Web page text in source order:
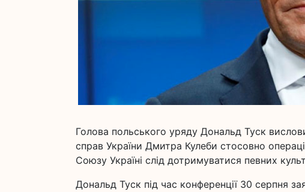
Голова польського уряду Дональд Туск
справ України Дмитра Кулеби стосовно
Союзу Україні слід дотримуватися певних
Дональд Туск під час конференції 30 серпня